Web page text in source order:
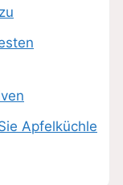
Apfelküchle